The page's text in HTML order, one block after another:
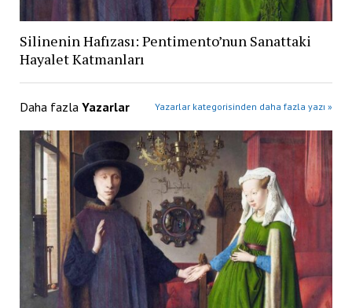
Silinenin Hafızası: Pentimento’nun Sanattaki
Hayalet Katmanları
Daha fazla Yazarlar Yazarlar kategorisinden daha fazla yazı »